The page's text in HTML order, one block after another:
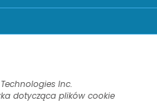
Inc.
dotycząca plików cookie